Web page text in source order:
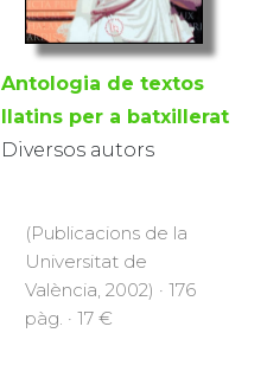
Antologia de textos
llatins per a batxillerat
Diversos autors
(Publicacions de la
Universitat de
València, 2002) · 176
pàg. · 17 €